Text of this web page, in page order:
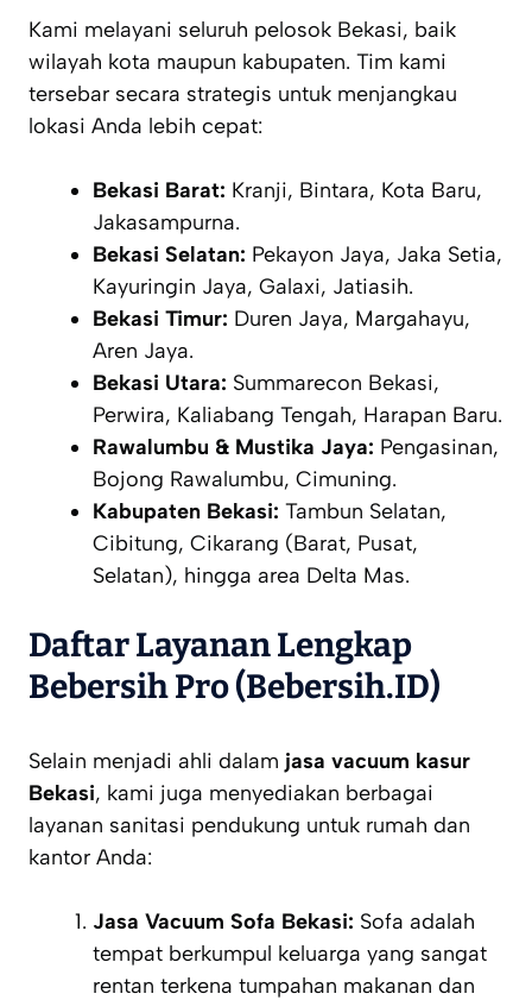
Kami melayani seluruh pelosok Bekasi, baik
wilayah kota maupun kabupaten. Tim kami
tersebar secara strategis untuk menjangkau
lokasi Anda lebih cepat:
Bekasi Barat: Kranji, Bintara, Kota Baru,
Jakasampurna.
Bekasi Selatan: Pekayon Jaya, Jaka Setia,
Kayuringin Jaya, Galaxi, Jatiasih.
Bekasi Timur: Duren Jaya, Margahayu,
Aren Jaya.
Bekasi Utara: Summarecon Bekasi,
Perwira, Kaliabang Tengah, Harapan Baru.
Rawalumbu & Mustika Jaya: Pengasinan,
Bojong Rawalumbu, Cimuning.
Kabupaten Bekasi: Tambun Selatan,
Cibitung, Cikarang (Barat, Pusat,
Selatan), hingga area Delta Mas.
Daftar Layanan Lengkap
Bebersih Pro (Bebersih.ID)
Selain menjadi ahli dalam jasa vacuum kasur
Bekasi, kami juga menyediakan berbagai
layanan sanitasi pendukung untuk rumah dan
kantor Anda:
Jasa Vacuum Sofa Bekasi: Sofa adalah
tempat berkumpul keluarga yang sangat
rentan terkena tumpahan makanan dan